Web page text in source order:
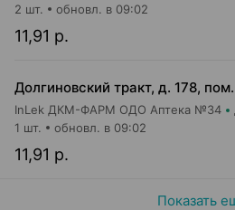
11,91 р.
2 шт. обновл. в 09:02
InLek ДКМ-ФАРМ ОДО Аптека №34
11,91 р.
1 шт. обновл. в 09:02
Показать